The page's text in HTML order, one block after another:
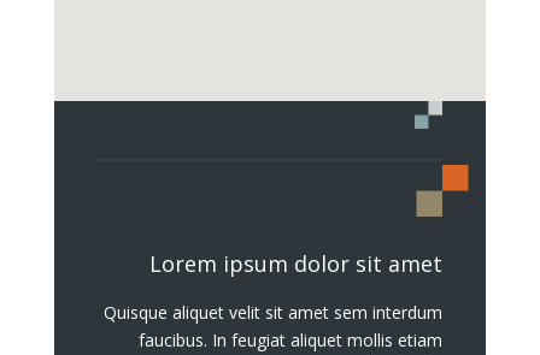
Lorem ipsum dolor sit amet
Quisque aliquet velit sit amet sem interdum
faucibus. In feugiat aliquet mollis etiam